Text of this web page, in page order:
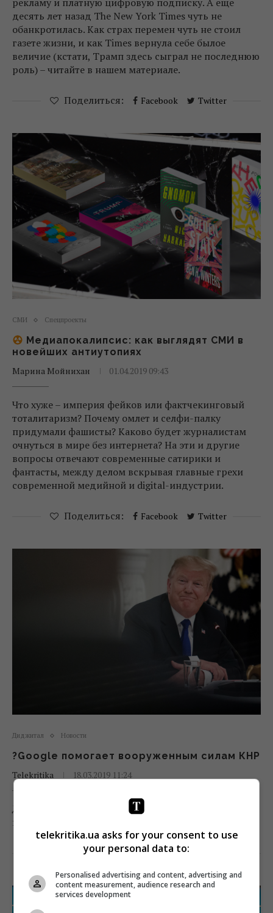
десять лет назад The New York Times чуть не
обанкротилась. Как страх перемен чуть не стоил
газете жизни, и как Times вернула себе былое
величие (кстати, Трамп здесь сыграл не последнюю
роль) – читайте в нашем материале.
Поделиться: Facebook Twitter
СМИ Спецпроекты
Медиапокалипсис: как выглядят СМИ в
новейших антиутопиях
Марина Мойнихан
01.04.2019 09:43
Что хуже – империя фейков или фактчекинговый
тоталитаризм? Почему омлет и селфи-палку
придумали фашисты? Каково будет журналистам
очнуться в мире без интернета? На эти и другие
вопросы отвечают современные сатирики и
фантасты, между делом вскрывая главные грехи
современной медийной и digital-индустрии.
Поделиться: Facebook Twitter
Диджитал Новости
?Google помогает вооруженным силам КНР
Telekritika
18.03.2019 11:24
Дональд Трамп заявил в Twitter, что Google
помогает вооруженным силам КНР.
Поделиться: Facebook
telekritika.ua asks for your consent to use
your personal data to:
Personalised advertising and content, advertising and
content measurement, audience research and
services development